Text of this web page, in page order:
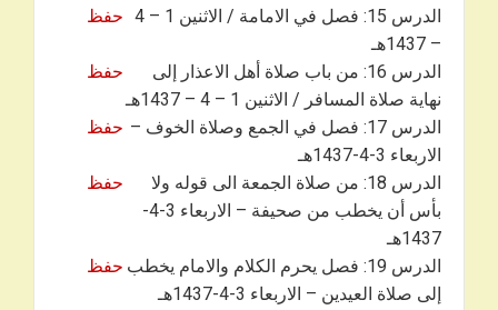
الدرس 15: فصل في الامامة / الاثنين 1 – 4
– 1437هـ
حفظ
الدرس 16: من باب صلاة أهل الاعذار إلى
نهاية صلاة المسافر / الاثنين 1 – 4 – 1437هـ
حفظ
الدرس 17: فصل في الجمع وصلاة الخوف –
الاربعاء 3-4-1437هـ
حفظ
الدرس 18: من صلاة الجمعة الى قوله ولا
بأس أن يخطب من صحيفة – الاربعاء 3-4-
1437هـ
حفظ
الدرس 19: فصل يحرم الكلام والامام يخطب
إلى صلاة العيدين – الاربعاء 3-4-1437هـ
حفظ